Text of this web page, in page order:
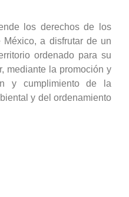
los derechos de los
a disfrutar de un
ordenado para su
mediante la promoción y
y cumplimiento de la
y del ordenamiento